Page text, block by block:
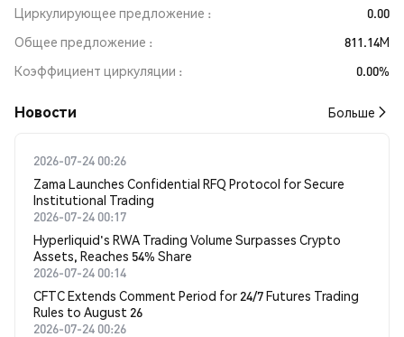
Циркулирующее предложение
0.00
Общее предложение
811.14M
Коэффициент циркуляции
0.00%
Новости Больше
2026-07-24 00:26
Zama Launches Confidential RFQ Protocol for Secure
Institutional Trading
2026-07-24 00:17
Hyperliquid's RWA Trading Volume Surpasses Crypto
Assets, Reaches 54% Share
2026-07-24 00:14
CFTC Extends Comment Period for 24/7 Futures Trading
Rules to August 26
2026-07-24 00:26